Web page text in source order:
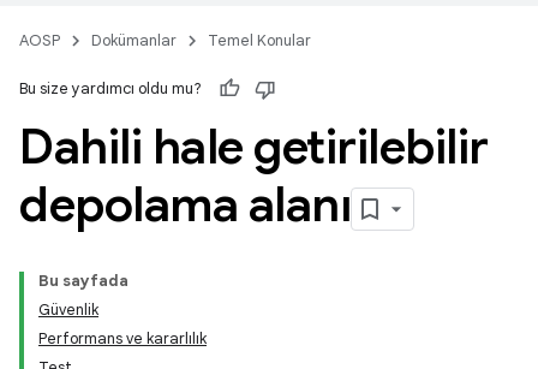
AOSP Dokümanlar Temel Konular
Bu size yardımcı oldu mu?
Dahili hale getirilebilir
depolama alanı
Bu sayfada
Güvenlik
Performans ve kararlılık